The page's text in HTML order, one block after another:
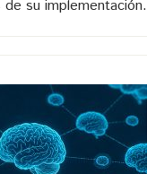
su implementación.